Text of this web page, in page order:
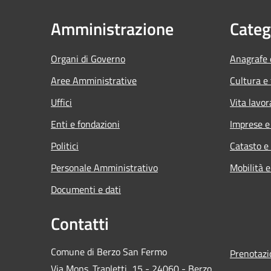
Amministrazione
Organi di Governo
Aree Amministrative
Uffici
Enti e fondazioni
Politici
Personale Amministrativo
Documenti e dati
Cultura
Vita
Imprese
Catasto
Mobilità
Contatti
Comune di Berzo San Fermo